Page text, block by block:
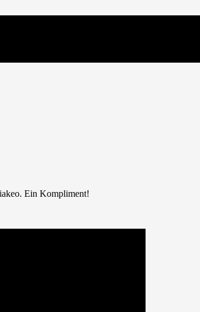
Ein Kompliment!